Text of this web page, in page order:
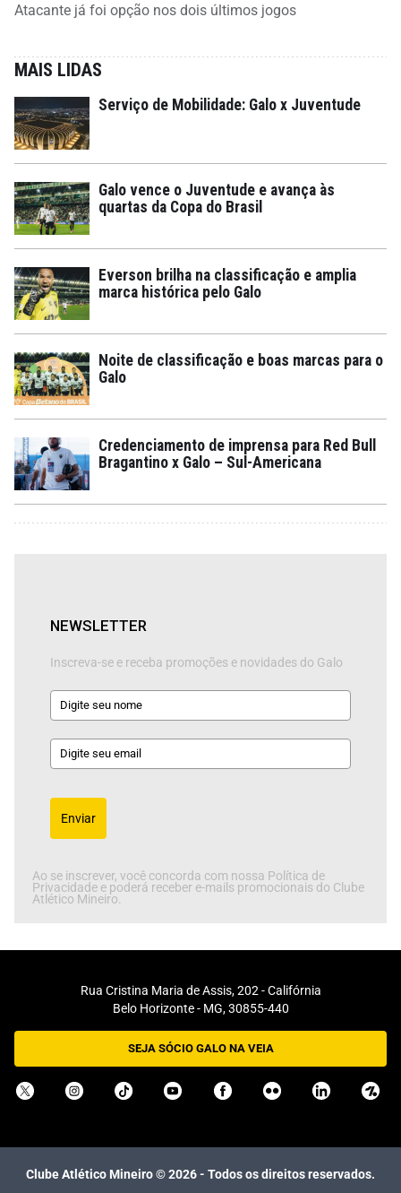
Atacante já foi opção nos dois últimos jogos
MAIS LIDAS
Serviço de Mobilidade: Galo x Juventude
Galo vence o Juventude e avança às
quartas da Copa do Brasil
Everson brilha na classificação e amplia
marca histórica pelo Galo
Noite de classificação e boas marcas para o
Galo
Credenciamento de imprensa para Red Bull
Bragantino x Galo – Sul-Americana
NEWSLETTER
Inscreva-se e receba promoções e novidades do Galo
Enviar
Ao se inscrever, você concorda com nossa Política de
Privacidade e poderá receber e-mails promocionais do Clube
Atlético Mineiro.
Rua Cristina Maria de Assis, 202 - Califórnia
Belo Horizonte - MG, 30855-440
SEJA SÓCIO GALO NA VEIA
Clube Atlético Mineiro ©2026- Todos os direitos reservados.